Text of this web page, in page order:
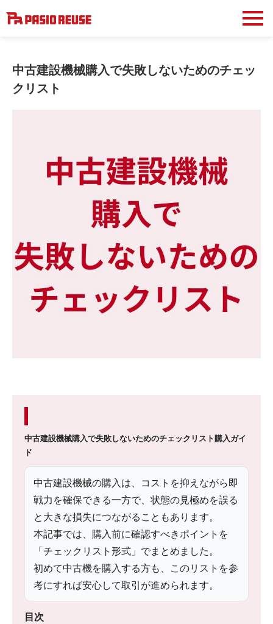
中古建設機械購入で失敗しないためのチェッ
クリスト
中古建設機械購入で失敗しないためのチェックリスト購入ガイ
ド
中古建設機械の購入は、コストを抑えながら即
戦力を確保できる一方で、状態の見極めを誤る
と大きな損失につながることもあります。
本記事では、購入前に確認すべきポイントを
「チェックリスト形式」でまとめました。
初めて中古機を購入する方も、このリストを参
考にすれば安心して取引が進められます。
目次